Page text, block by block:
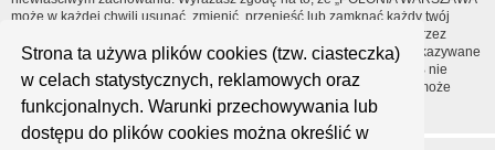
Strona ta używa plików cookies (tzw. ciasteczka)
w celach statystycznych, reklamowych oraz
funkcjonalnych. Warunki przechowywania lub
dostępu do plików cookies można określić w
może w każdej chwili usunąć, zmienić, przenieść lub zamknąć każdy twój
temat, post. Wyrażasz zgodę na zapisywanie wszystkich podanych przez
ciebie informacji w naszej bazie danych. Informacje te nie będą przekazywane
nikomu bez twojej zgody, ale ani „POLONIA WARSZAWA”, ani phpBB nie
ponosi odpowiedzialności za włamania do witryny, podczas których może
dojść do kradzieży danych.